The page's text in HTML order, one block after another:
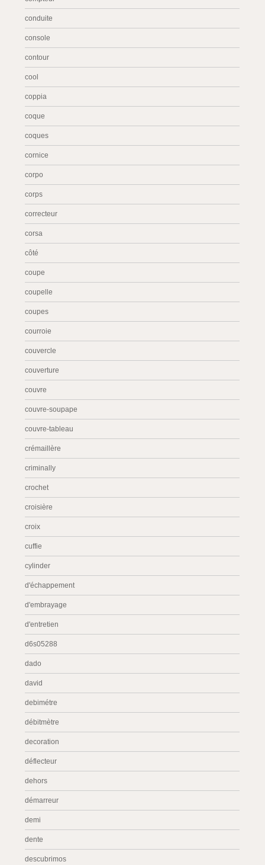
conduite
console
contour
cool
coppia
coque
coques
cornice
corpo
corps
correcteur
corsa
côté
coupe
coupelle
coupes
courroie
couvercle
couverture
couvre
couvre-soupape
couvre-tableau
crémaillère
criminally
crochet
croisière
croix
cuffie
cylinder
d'échappement
d'embrayage
d'entretien
d6s05288
dado
david
debimétre
débitmètre
decoration
déflecteur
dehors
démarreur
demi
dente
descubrimos